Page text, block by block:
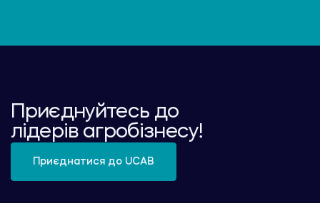
Приєднуйтесь до
лідерів агробізнесу!
Приєднатися до UCAB